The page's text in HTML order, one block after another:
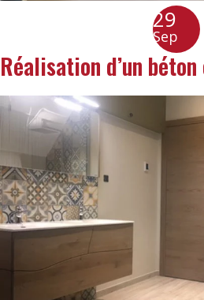
29
Sep
Réalisation d’un